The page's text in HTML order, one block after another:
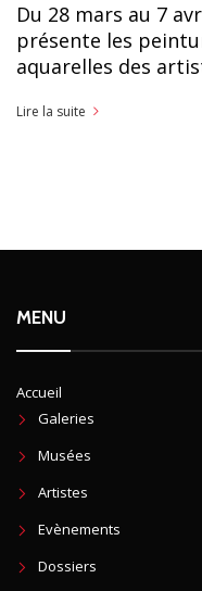
Du 28 mars au 7
présente les
aquarelles des
Lire la suite
MENU
Accueil
Galeries
Musées
Artistes
Evènements
Dossiers